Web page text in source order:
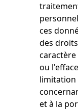
ces
des
ou
limitation
et à la